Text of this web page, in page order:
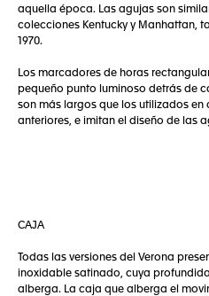
aquella época. Las agujas son
colecciones Kentucky y Manhattan,
1970.
Los marcadores de horas
pequeño punto luminoso detrás de
son más largos que los utilizados en
anteriores, e imitan el diseño de las
CAJA
Todas las versiones del Verona
inoxidable satinado, cuya
alberga. La caja que alberga el